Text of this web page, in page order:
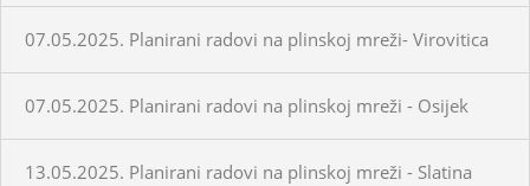
07.05.2025. Planirani radovi na plinskoj mreži- Virovitica
07.05.2025. Planirani radovi na plinskoj mreži - Osijek
13.05.2025. Planirani radovi na plinskoj mreži - Slatina